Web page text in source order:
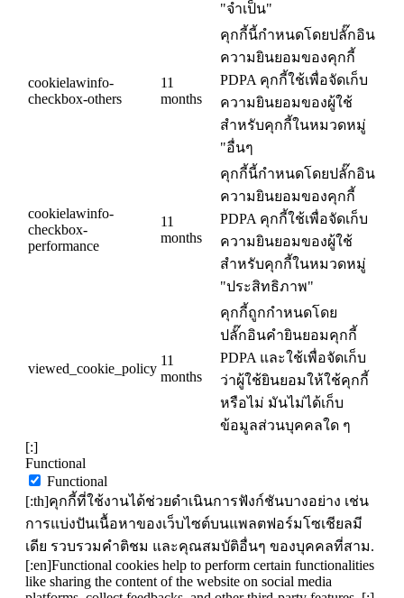
"จำเป็น"
cookielawinfo-
checkbox-others
11
months
คุกกี้นี้กำหนดโดยปลั๊กอิน
ความยินยอมของคุกกี้
PDPA คุกกี้ใช้เพื่อจัดเก็บ
ความยินยอมของผู้ใช้
สำหรับคุกกี้ในหมวดหมู่
"อื่นๆ
cookielawinfo-
checkbox-
performance
11
months
คุกกี้นี้กำหนดโดยปลั๊กอิน
ความยินยอมของคุกกี้
PDPA คุกกี้ใช้เพื่อจัดเก็บ
ความยินยอมของผู้ใช้
สำหรับคุกกี้ในหมวดหมู่
"ประสิทธิภาพ"
viewed_cookie_policy
11
months
คุกกี้ถูกกำหนดโดย
ปลั๊กอินคำยินยอมคุกกี้
PDPA และใช้เพื่อจัดเก็บ
ว่าผู้ใช้ยินยอมให้ใช้คุกกี้
หรือไม่ มันไม่ได้เก็บ
ข้อมูลส่วนบุคคลใด ๆ
[:]
Functional
Functional
[:th]คุกกี้ที่ใช้งานได้ช่วยดำเนินการฟังก์ชันบางอย่าง เช่น
การแบ่งปันเนื้อหาของเว็บไซต์บนแพลตฟอร์มโซเชียลมี
เดีย รวบรวมคำติชม และคุณสมบัติอื่นๆ ของบุคคลที่สาม.
[:en]Functional cookies help to perform certain functionalities
like sharing the content of the website on social media